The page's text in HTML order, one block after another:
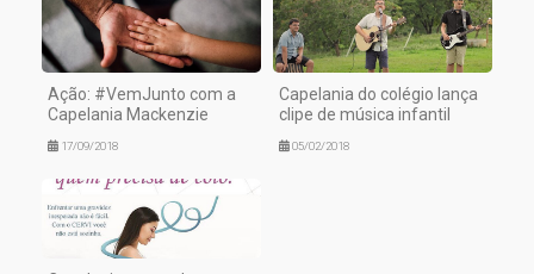
Ação: #VemJunto com a
Capelania Mackenzie
17/09/2018
Capelania do colégio lança
clipe de música infantil
05/02/2018